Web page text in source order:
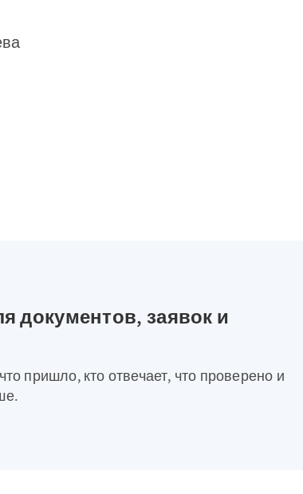
документов, заявок и
пришло, кто отвечает, что проверено и